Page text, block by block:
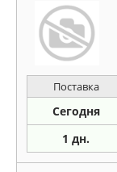
Поставка
Сегодня
1 дн.